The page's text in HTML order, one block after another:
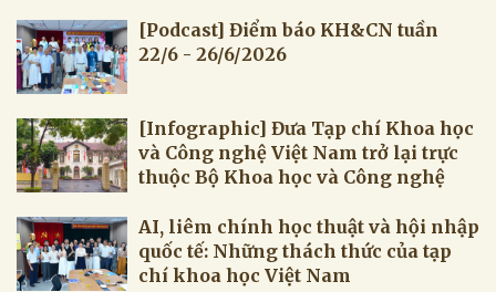
[Podcast] Điểm báo KH&CN tuần
22/6 - 26/6/2026
[Infographic] Đưa Tạp chí Khoa học
và Công nghệ Việt Nam trở lại trực
thuộc Bộ Khoa học và Công nghệ
AI, liêm chính học thuật và hội nhập
quốc tế: Những thách thức của tạp
chí khoa học Việt Nam